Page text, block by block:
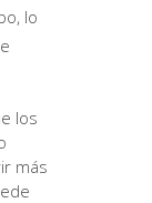
lo
los
más